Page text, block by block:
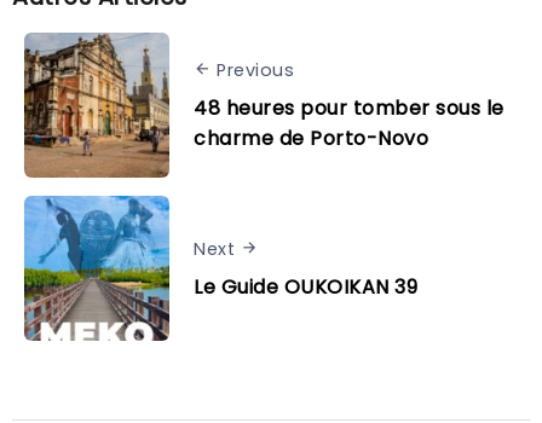
Previous
48 heures pour tomber sous le
charme de Porto-Novo
Next
Le Guide OUKOIKAN 39